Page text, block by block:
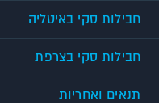
חבילות סקי באיטליה
חבילות סקי בצרפת
תנאים ואחריות